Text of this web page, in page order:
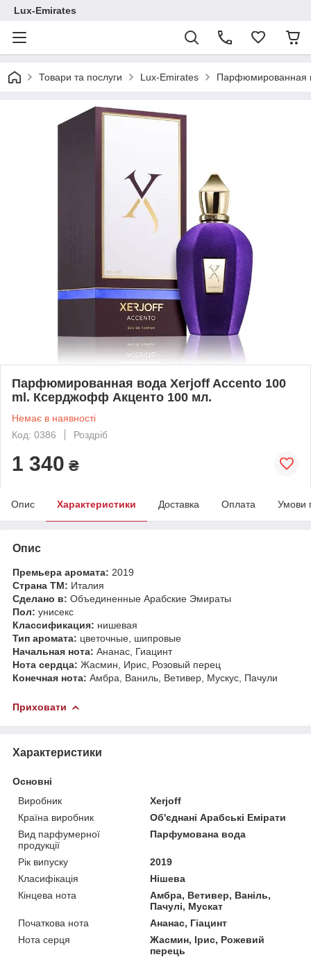
Lux-Emirates
Товари та послуги Lux-Emirates Парфюмированная
Парфюмированная вода Xerjoff Accento 100
ml. Ксерджофф Акценто 100 мл.
Немає в наявності
Код: 0386
Роздріб
1 340 ₴
Опис Характеристики Доставка Оплата Умови
Опис
Премьера аромата: 2019
Страна ТМ: Италия
Сделано в: Объединенные Арабские Эмираты
Пол: унисекс
Классификация: нишевая
Тип аромата: цветочные, шипровые
Начальная нота: Ананас, Гиацинт
Нота сердца: Жасмин, Ирис, Розовый перец
Конечная нота: Амбра, Ваниль, Ветивер, Мускус, Пачули
Приховати
Характеристики
Основні
Виробник
Xerjoff
Країна виробник
Об'єднані Арабські Емірати
Вид парфумерної
продукції
Парфумована вода
Рік випуску
2019
Класифікація
Нішева
Кінцева нота
Амбра, Ветивер, Ваніль,
Пачулі, Мускат
Початкова нота
Ананас, Гіацинт
Нота серця
Жасмин, Ірис, Рожевий
перець